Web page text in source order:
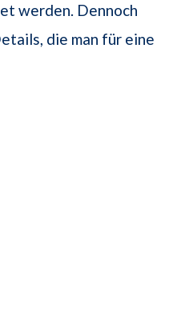
werden. Dennoch
die man für eine